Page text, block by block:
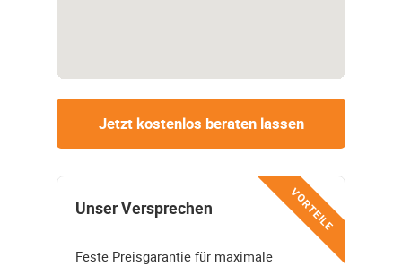
Jetzt kostenlos beraten lassen
VORTEILE
Unser Versprechen
Feste Preisgarantie für maximale